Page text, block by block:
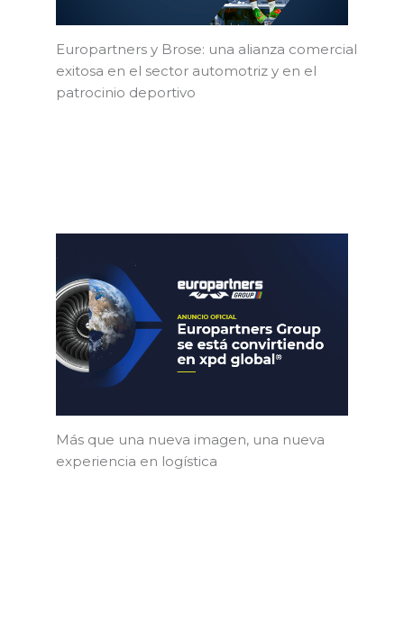
Europartners y Brose: una alianza comercial
exitosa en el sector automotriz y en el
patrocinio deportivo
Más que una nueva imagen, una nueva
experiencia en logística